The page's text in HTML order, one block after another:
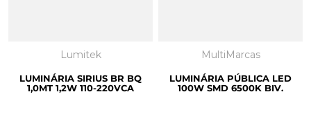
Lumitek
LUMINÁRIA SIRIUS BR BQ
1,0MT 1,2W 110-220VCA
MultiMarcas
LUMINÁRIA PÚBLICA LED
100W SMD 6500K BIV.